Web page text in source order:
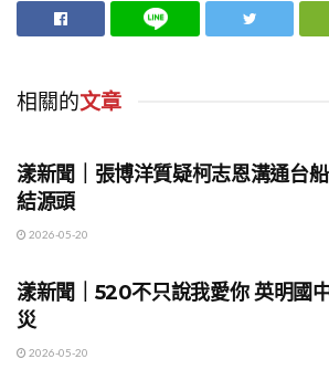
相關的文章
漾新聞｜張博洋質疑柯志恩溝通台
結源頭
2026-05-20
漾新聞｜520不只說我愛你 英明國
災
2026-05-20